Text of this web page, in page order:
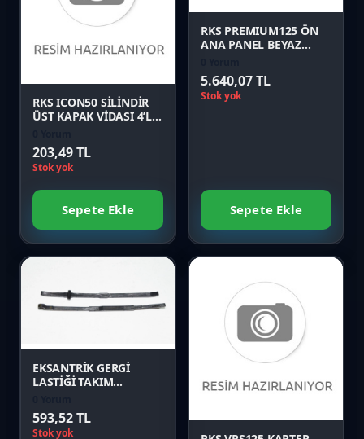
Karşılaştır
RKS ICON50 SİLİNDİR
ÜST KAPAK VİDASI 4’LÜ
203,49 TL
Stok yok
Sepete Ekle
RKS PREMIUM125 ÖN
ANA PANEL BEYAZ
5.640,07 TL
Stok yok
Sepete Ekle
Favori
Karşılaştır
EKSANTRİK GERGİ
LASTİĞİ TAKIM
593,52 TL
Stok yok
Favori
Karşılaştır